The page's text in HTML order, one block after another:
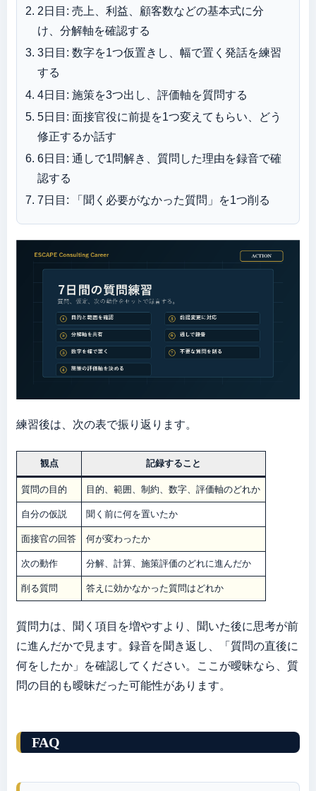
2日目: 売上、利益、顧客数などの基本式に分
け、分解軸を確認する
3日目: 数字を1つ仮置きし、幅で置く発話を練習
する
4日目: 施策を3つ出し、評価軸を質問する
5日目: 面接官役に前提を1つ変えてもらい、どう
修正するか話す
6日目: 通しで1問解き、質問した理由を録音で確
認する
7日目: 「聞く必要がなかった質問」を1つ削る
練習後は、次の表で振り返ります。
観点 記録すること
質問の目的 目的、範囲、制約、数字、評価軸のどれか
自分の仮説 聞く前に何を置いたか
面接官の回答 何が変わったか
次の動作 分解、計算、施策評価のどれに進んだか
削る質問 答えに効かなかった質問はどれか
質問力は、聞く項目を増やすより、聞いた後に思考が前
に進んだかで見ます。録音を聞き返し、「質問の直後に
何をしたか」を確認してください。ここが曖昧なら、質
問の目的も曖昧だった可能性があります。
FAQ